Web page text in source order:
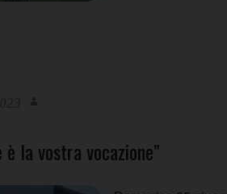
è la vostra vocazione”